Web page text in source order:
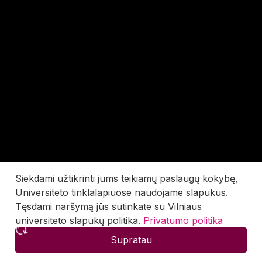
Siekdami užtikrinti jums teikiamų paslaugų kokybę,
Universiteto tinklalapiuose naudojame slapukus.
Tęsdami naršymą jūs sutinkate su Vilniaus
universiteto slapukų politika. Privatumo politika
Supratau